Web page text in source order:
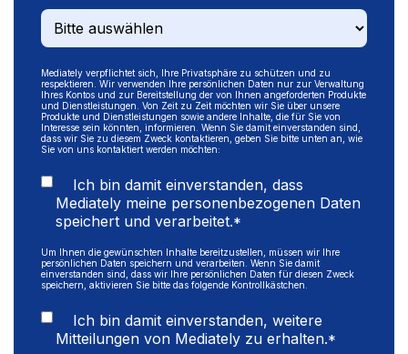
Mediately verpflichtet sich, Ihre Privatsphäre zu schützen und zu
respektieren. Wir verwenden Ihre persönlichen Daten nur zur Verwaltung
Ihres Kontos und zur Bereitstellung der von Ihnen angeforderten Produkte
und Dienstleistungen. Von Zeit zu Zeit möchten wir Sie über unsere
Produkte und Dienstleistungen sowie andere Inhalte, die für Sie von
Interesse sein könnten, informieren. Wenn Sie damit einverstanden sind,
dass wir Sie zu diesem Zweck kontaktieren, geben Sie bitte unten an, wie
Sie von uns kontaktiert werden möchten:
Ich bin damit einverstanden, dass
Mediately meine personenbezogenen Daten
speichert und verarbeitet.*
Um Ihnen die gewünschten Inhalte bereitzustellen, müssen wir Ihre
persönlichen Daten speichern und verarbeiten. Wenn Sie damit
einverstanden sind, dass wir Ihre persönlichen Daten für diesen Zweck
speichern, aktivieren Sie bitte das folgende Kontrollkästchen.
Ich bin damit einverstanden, weitere
Mitteilungen von Mediately zu erhalten.*